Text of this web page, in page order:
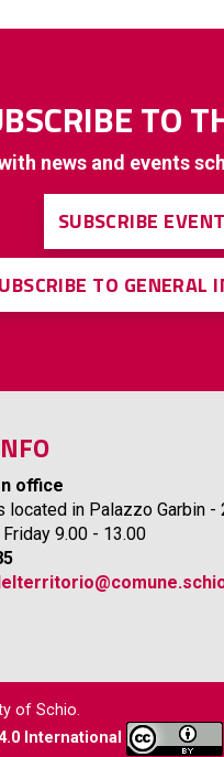
TO
news and events
SUBSCRIBE
TO
office
located in Palazzo Garbin -
9.00 - 13.00
of Schio.
International